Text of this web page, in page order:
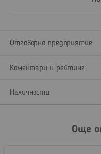
Отговорно предприятие
Коментари и рейтинг
Наличности
Още